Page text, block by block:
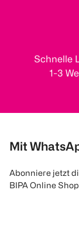
Schnelle
1-3
Mit
Abonniere jetzt
BIPA Online